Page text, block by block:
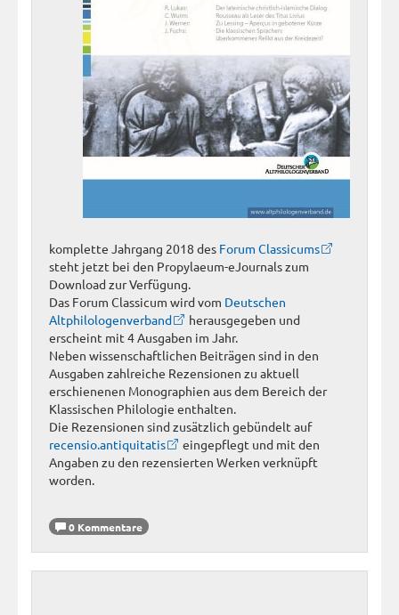
komplette Jahrgang 2018 des Forum Classicums
steht jetzt bei den Propylaeum-eJournals zum
Download zur Verfügung.
Das Forum Classicum wird vom Deutschen
Altphilologenverband
herausgegeben und
erscheint mit 4 Ausgaben im Jahr.
Neben wissenschaftlichen Beiträgen sind in den
Ausgaben zahlreiche Rezensionen zu aktuell
erschienenen Monographien aus dem Bereich der
Klassischen Philologie enthalten.
Die Rezensionen sind zusätzlich gebündelt auf
recensio.antiquitatis
eingepflegt und mit den
Angaben zu den rezensierten Werken verknüpft
worden.
0 Kommentare